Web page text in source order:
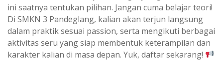
ini saatnya tentukan pilihan. Jangan cuma belajar teori!
Di SMKN 3 Pandeglang, kalian akan terjun langsung
dalam praktik sesuai passion, serta mengikuti berbagai
aktivitas seru yang siap membentuk keterampilan dan
karakter kalian di masa depan. Yuk, daftar sekarang!